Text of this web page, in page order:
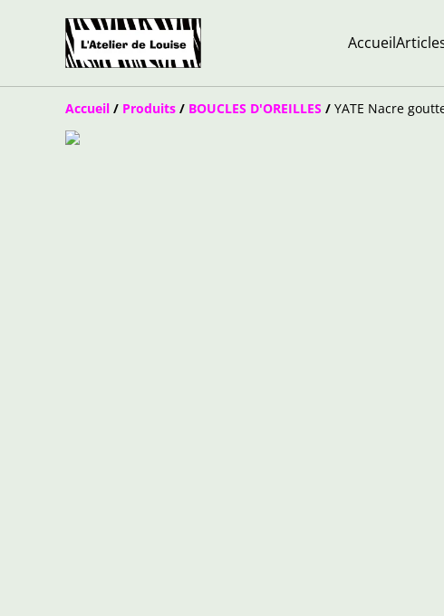
Accueil
Accueil / Produits / BOUCLES D'OREILLES / YATE Nacre